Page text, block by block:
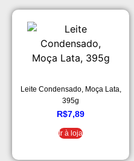
Leite Condensado, Moça Lata,
395g
R$7,89
Ir à loja